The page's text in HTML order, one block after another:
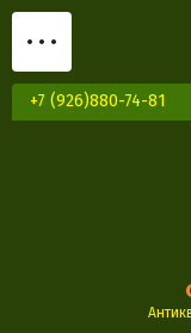
+7 (926)880-74-81